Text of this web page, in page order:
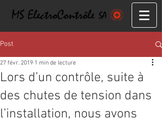
Post
Lors d’un contrôle, suite à
des chutes de tension dans
l’installation, nous avons
27 févr. 2019 1 min de lecture